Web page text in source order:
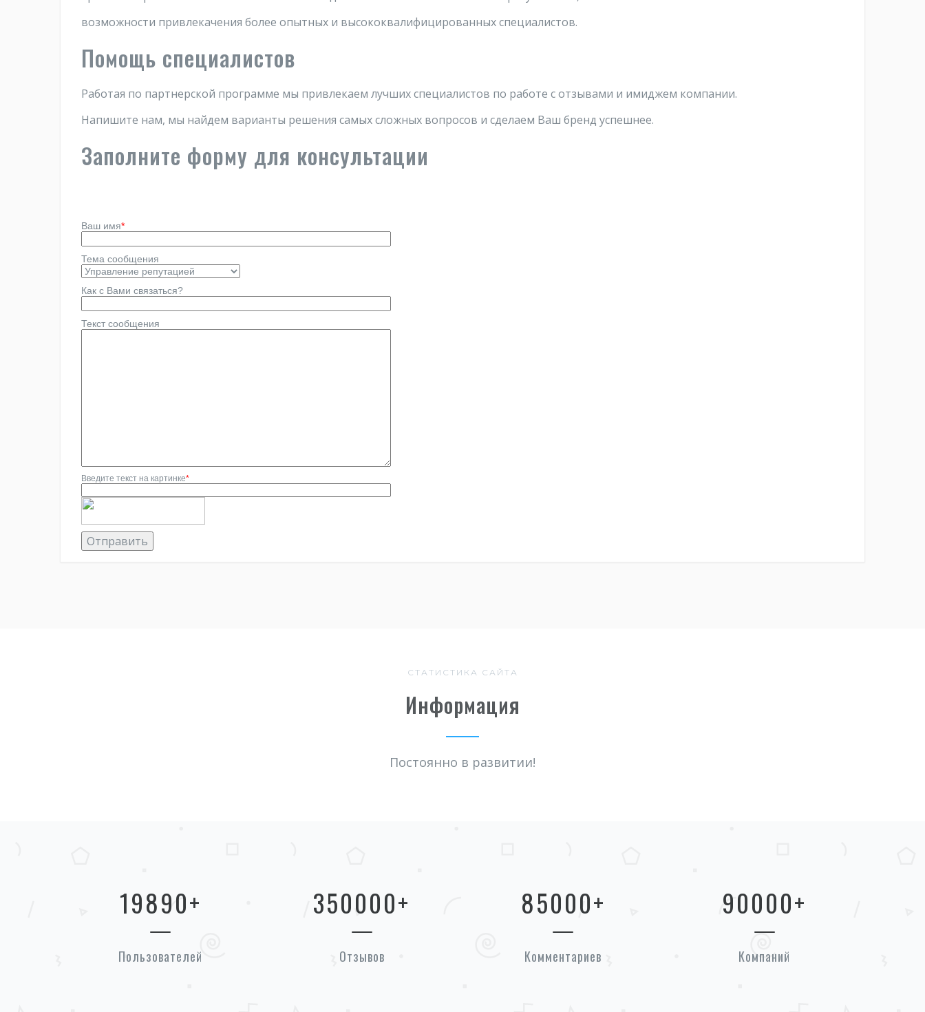
возможности привлекачения более опытных и высококвалифицированных специалистов.
Помощь специалистов
Работая по партнерской программе мы привлекаем лучших специалистов по работе с отзывами и имиджем компании.
Напишите нам, мы найдем варианты решения самых сложных вопросов и сделаем Ваш бренд успешнее.
Заполните форму для консультации
Ваш имя*
Тема сообщения
Как с Вами связаться?
Текст сообщения
Введите текст на картинке*
СТАТИСТИКА САЙТА
Информация
Постоянно в развитии!
19890+
Пользователей
350000+
Отзывов
85000+
Комментариев
90000+
Компаний